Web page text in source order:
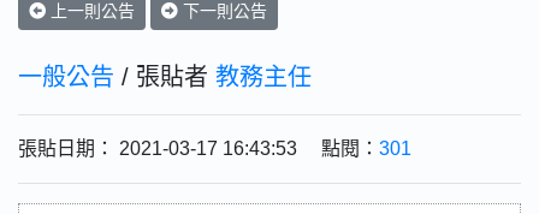
上一則公告 下一則公告
一般公告 / 張貼者 教務主任
張貼日期： 2021-03-17 16:43:53 點閱： 301